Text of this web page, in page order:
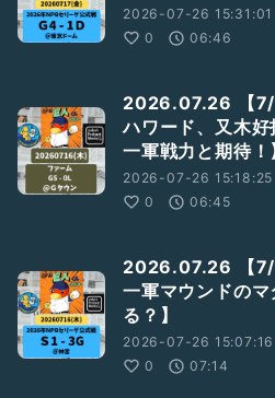
2026-07-26 15:31:01
0
06:46
2026.07.26 【7/
ハワード、又木
一軍戦力と期待！
2026-07-26 15:18:25
0
06:45
2026.07.26 【7/
一軍マウンドの
る？】
2026-07-26 15:07:16
0
07:14